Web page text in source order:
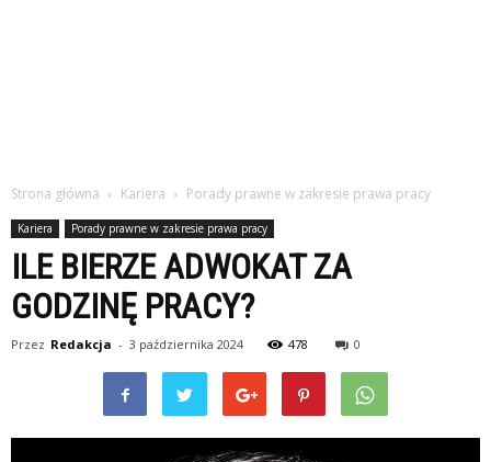
Strona główna Kariera Porady prawne w zakresie prawa pracy
Kariera Porady prawne w zakresie prawa pracy
ILE BIERZE ADWOKAT ZA
GODZINĘ PRACY?
Przez Redakcja - 3 października 2024 478 0